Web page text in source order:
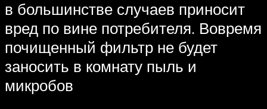
в большинстве случаев приносит
вред по вине потребителя. Вовремя
почищенный фильтр не будет
заносить в комнату пыль и
микробов